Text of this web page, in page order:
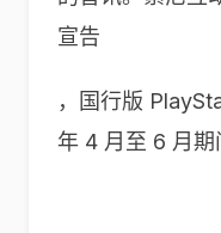
宣告
，国行版
年 4 月至 6 月期